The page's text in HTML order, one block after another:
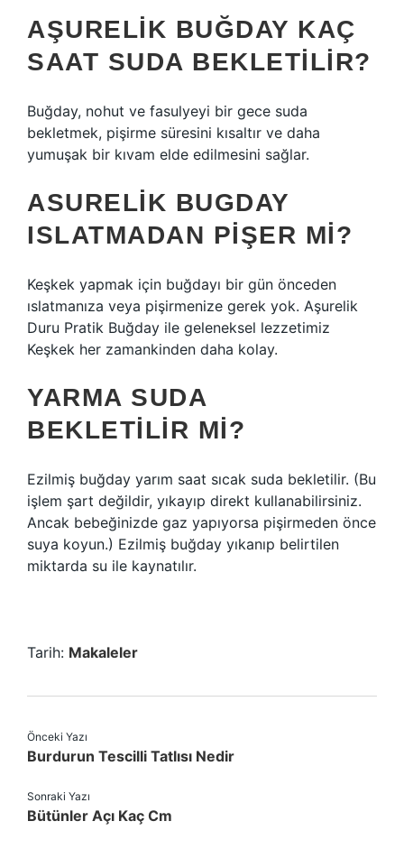
AŞURELIK BUĞDAY KAÇ
SAAT SUDA BEKLETILIR?
Buğday, nohut ve fasulyeyi bir gece suda
bekletmek, pişirme süresini kısaltır ve daha
yumuşak bir kıvam elde edilmesini sağlar.
ASURELIK BUGDAY
ISLATMADAN PIŞER MI?
Keşkek yapmak için buğdayı bir gün önceden
ıslatmanıza veya pişirmenize gerek yok. Aşurelik
Duru Pratik Buğday ile geleneksel lezzetimiz
Keşkek her zamankinden daha kolay.
YARMA SUDA
BEKLETILIR MI?
Ezilmiş buğday yarım saat sıcak suda bekletilir. (Bu
işlem şart değildir, yıkayıp direkt kullanabilirsiniz.
Ancak bebeğinizde gaz yapıyorsa pişirmeden önce
suya koyun.) Ezilmiş buğday yıkanıp belirtilen
miktarda su ile kaynatılır.
Tarih: Makaleler
Önceki Yazı
Burdurun Tescilli Tatlısı Nedir
Sonraki Yazı
Bütünler Açı Kaç Cm